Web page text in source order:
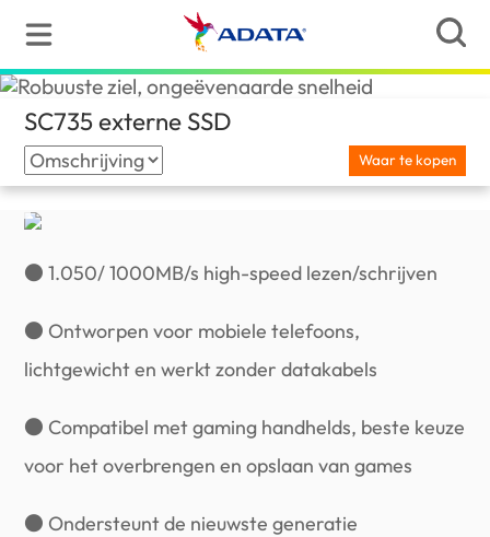
SC735 externe SSD
Waar te kopen
● 1.050/ 1000MB/s high-speed lezen/schrijven
● Ontworpen voor mobiele telefoons,
lichtgewicht en werkt zonder datakabels
● Compatibel met gaming handhelds, beste keuze
voor het overbrengen en opslaan van games
● Ondersteunt de nieuwste generatie